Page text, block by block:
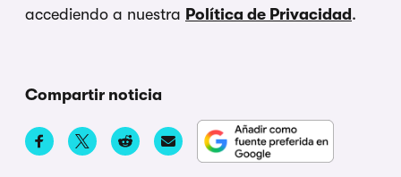
accediendo a nuestra Política de Privacidad .
Compartir noticia